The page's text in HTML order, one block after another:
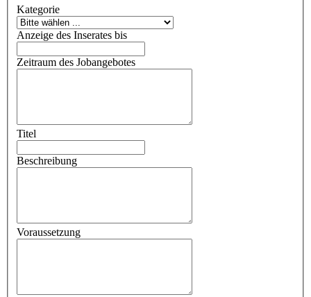
Kategorie
Anzeige des Inserates bis
Zeitraum des Jobangebotes
Titel
Beschreibung
Voraussetzung